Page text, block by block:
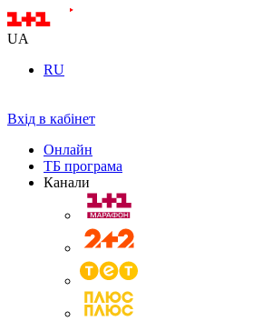
UA
RU
Вхід в кабінет
Онлайн
ТБ програма
Канали